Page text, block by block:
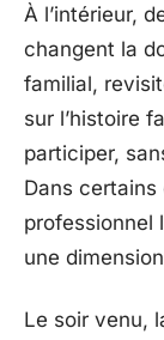
À l’intérieur,
changent la
familial,
sur l’histoire
participer,
Dans certains
professionnel
une
Le soir venu,